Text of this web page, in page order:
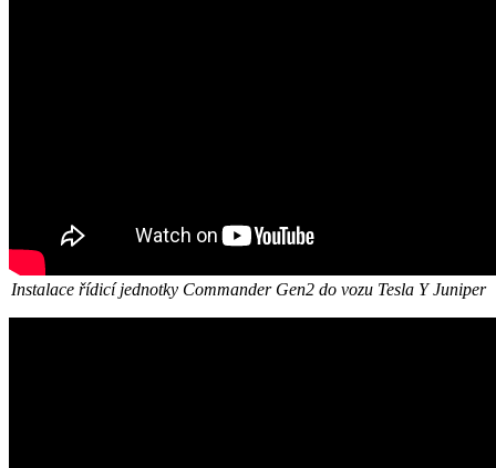
Instalace řídicí jednotkyCommander Gen2 do vozu Tesla Y Juniper